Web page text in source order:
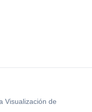
Visualización de